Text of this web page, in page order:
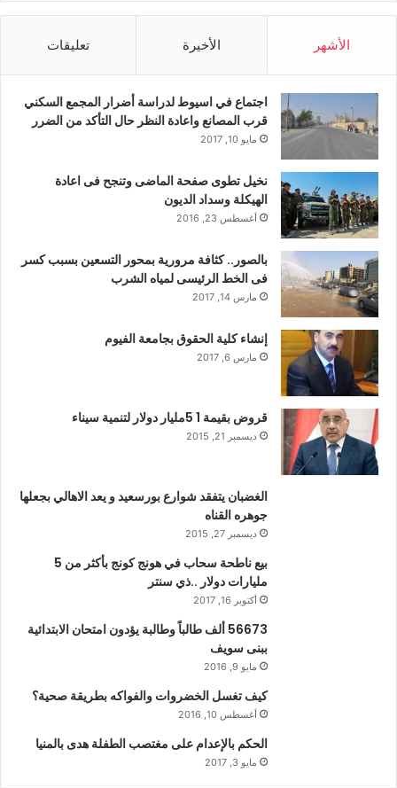
الأشهر الأخيرة تعليقات
اجتماع في اسيوط لدراسة أضرار المجمع السكني
قرب المصانع واعادة النظر حال التأكد من الضرر
مايو 10, 2017
نخيل تطوى صفحة الماضى وتنجح فى اعادة
الهيكلة وسداد الديون
أغسطس 23, 2016
بالصور.. كثافة مرورية بمحور التسعين بسبب كسر
فى الخط الرئيسى لمياه الشرب
مارس 14, 2017
إنشاء كلية الحقوق بجامعة الفيوم
مارس 6, 2017
قروض بقيمة 1 5مليار دولار لتنمية سيناء
ديسمبر 21, 2015
الغضبان يتفقد شوارع بورسعيد و يعد الاهالي بجعلها
جوهره القناه
ديسمبر 27, 2015
بيع ناطحة سحاب في هونج كونج بأكثر من 5
مليارات دولار ..ذي سنتر
أكتوبر 16, 2017
56673 ألف طالباً وطالبة يؤدون امتحان الابتدائية
ببنى سويف
مايو 9, 2016
كيف تغسل الخضروات والفواكه بطريقة صحية؟
أغسطس 10, 2016
الحكم بالإعدام على مغتصب الطفلة هدى بالمنيا
مايو 3, 2017